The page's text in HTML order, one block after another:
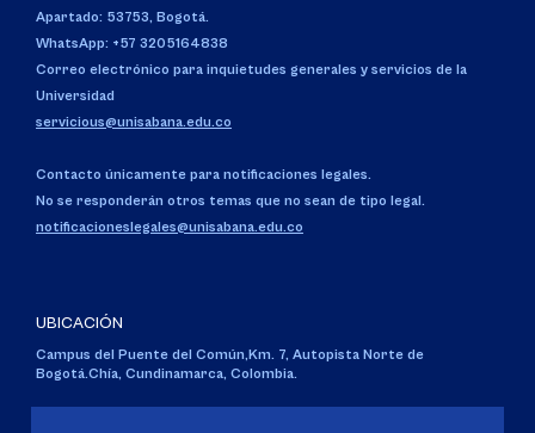
Apartado: 53753, Bogotá.
WhatsApp: +57 3205164838
Correo electrónico para inquietudes generales y servicios de la
Universidad
servicious@unisabana.edu.co
Contacto únicamente para notificaciones legales.
No se responderán otros temas que no sean de tipo legal.
notificacioneslegales@unisabana.edu.co
UBICACIÓN
Campus del Puente del Común,Km. 7, Autopista Norte de
Bogotá.Chía, Cundinamarca, Colombia.